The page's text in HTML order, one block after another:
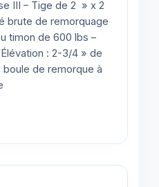
III – Tige de 2 » x 2
brute de remorquage
timon de 600 lbs –
: 2-3/4 » de
boule de remorque à